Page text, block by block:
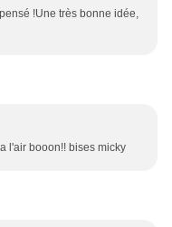
!Une très bonne idée,
l'air booon!! bises micky